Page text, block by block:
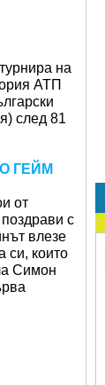
на
АТП
след 81
ГЕЙМ
от
с
влезе
си, които
Симон